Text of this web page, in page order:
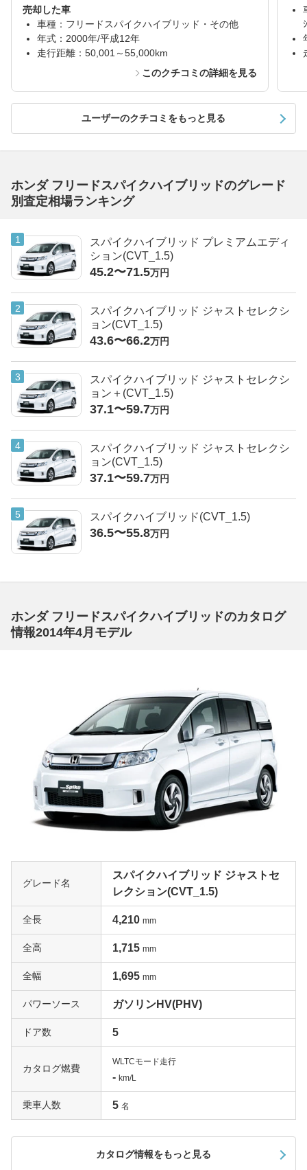
売却した車
車種：フリードスパイクハイブリッド・その他
年式：2000年/平成12年
走行距離：50,001～55,000km
このクチコミの詳細を見る
ユーザーのクチコミをもっと見る
ホンダ フリードスパイクハイブリッドのグレード
別査定相場ランキング
スパイクハイブリッド プレミアムエディ
ション(CVT_1.5)
45.2〜71.5万円
スパイクハイブリッド ジャストセレクシ
ョン(CVT_1.5)
43.6〜66.2万円
スパイクハイブリッド ジャストセレクシ
ョン＋(CVT_1.5)
37.1〜59.7万円
スパイクハイブリッド ジャストセレクシ
ョン(CVT_1.5)
37.1〜59.7万円
スパイクハイブリッド(CVT_1.5)
36.5〜55.8万円
ホンダ フリードスパイクハイブリッドのカタログ
情報2014年4月モデル
グレード名
スパイクハイブリッド ジャストセ
レクション(CVT_1.5)
全長 4,210 mm
全高 1,715 mm
全幅 1,695 mm
パワーソース ガソリンHV(PHV)
ドア数 5
カタログ燃費
WLTCモード走行
- km/L
乗車人数 5 名
カタログ情報をもっと見る